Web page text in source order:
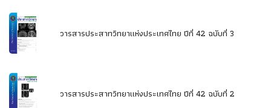
วารสารประสาทวิทยาแห่งประเทศไทย ปีที่ 42 ฉบับที่ 3
วารสารประสาทวิทยาแห่งประเทศไทย ปีที่ 42 ฉบับที่ 2